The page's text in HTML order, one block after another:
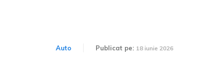
Auto Publicat pe: 18 iunie 2026